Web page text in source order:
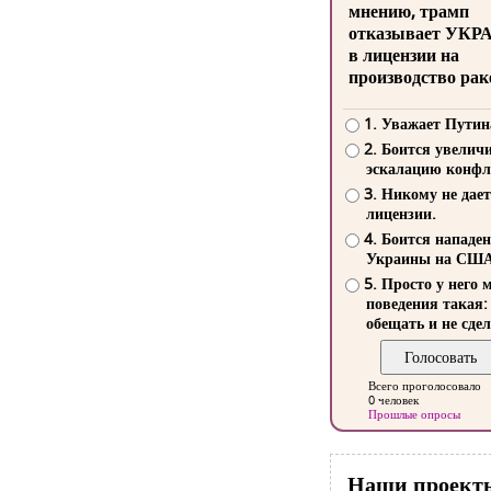
мнению, трамп
отказывает
в лицензии на
производство
1. Уважает
2. Боится
эскалацию
3. Никому не
лицензии.
4. Боится
Украины на
5. Просто у него
поведения такая:
обещать и не
Всего проголосовало
0 человек
Прошлые опросы
Наши